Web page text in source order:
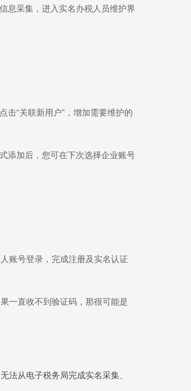
息采集，进入实名办税人员维护界
“关联新用户”，增加需要维护的
添加后，您可在下次选择企业账号
账号登录，完成注册及实名认证
一直收不到验证码，那很可能是
法从电子税务局完成实名采集、